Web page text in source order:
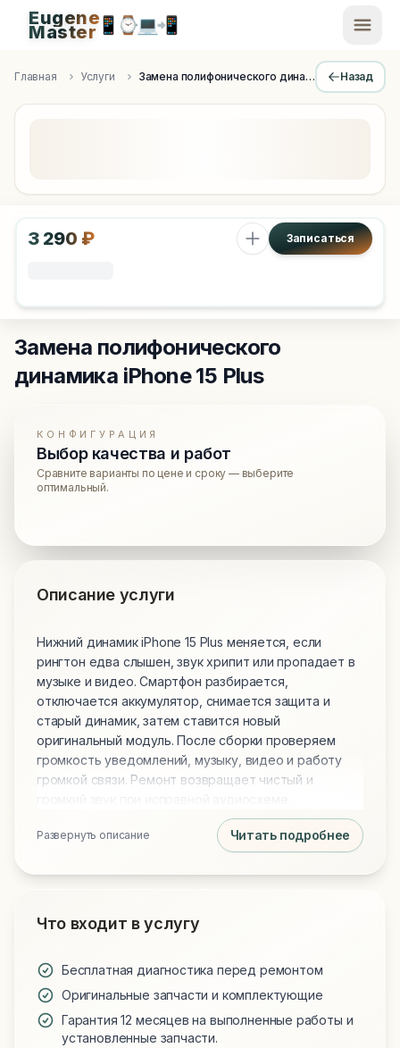
Apple Diagnostics & Engineering Authority in Saint
Eugene
Master📱 ⌚💻📲
Главная Услуги Замена полифонического динамика Назад
3 290 ₽ Записаться
Замена полифонического
динамика iPhone 15 Plus
КОНФИГУРАЦИЯ
Выбор качества и работ
Сравните варианты по цене и сроку — выберите
оптимальный.
Описание услуги
Нижний динамик iPhone 15 Plus меняется, если
рингтон едва слышен, звук хрипит или пропадает в
музыке и видео. Смартфон разбирается,
отключается аккумулятор, снимается защита и
старый динамик, затем ставится новый
оригинальный модуль. После сборки проверяем
громкость уведомлений, музыку, видео и работу
громкой связи. Ремонт возвращает чистый и
Развернуть описание Читать подробнее
Что входит в услугу
Бесплатная диагностика перед ремонтом
Оригинальные запчасти и комплектующие
Гарантия 12 месяцев на выполненные работы и
установленные запчасти.